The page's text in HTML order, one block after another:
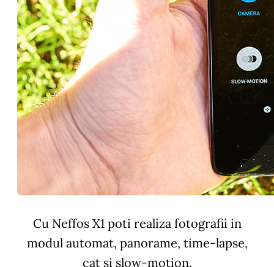
Cu Neffos X1 poti realiza fotografii in
modul automat, panorame, time-lapse,
cat si slow-motion.